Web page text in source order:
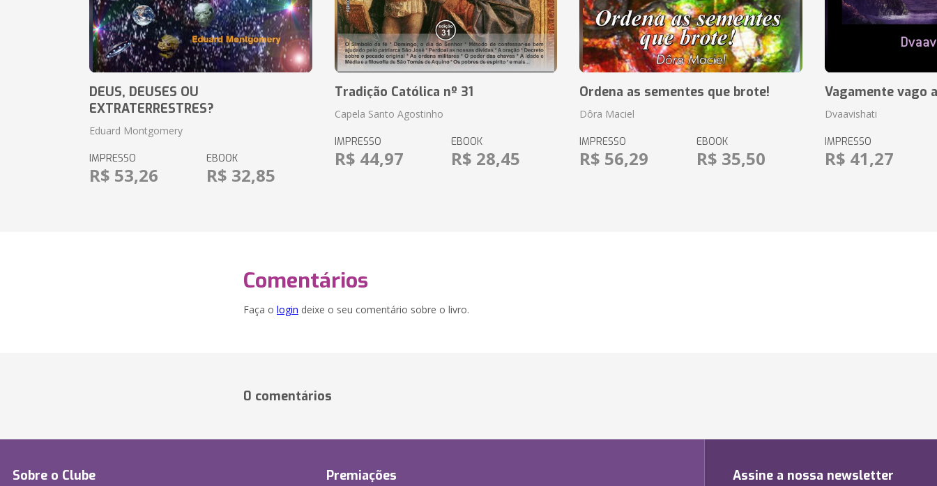
DEUS, DEUSES OU
EXTRATERRESTRES?
Eduard Montgomery
IMPRESSO
R$ 53,26
EBOOK
R$ 32,85
Tradição Católica nº 31
Capela Santo Agostinho
IMPRESSO
R$ 44,97
EBOOK
R$ 28,45
Ordena as sementes que brote!
Dôra Maciel
IMPRESSO
R$ 56,29
EBOOK
R$ 35,50
Vagamente vago
Dvaavishati
IMPRESSO
R$ 41,27
Comentários
Faça o login deixe o seu comentário sobre o livro.
0 comentários
Sobre o Clube Premiações Assine a nossa newsletter